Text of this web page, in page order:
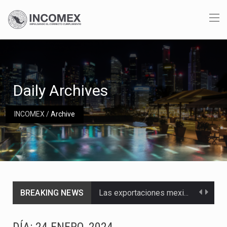
INCOMEX/Archive
Daily Archives
BREAKING NEWS